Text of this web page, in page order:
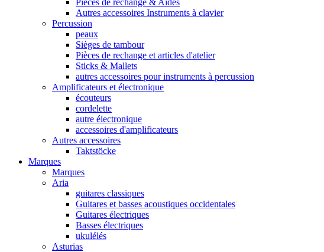
Pièces de rechange & Aides
Autres accessoires Instruments à clavier
Percussion
peaux
Sièges de tambour
Pièces de rechange et articles d'atelier
Sticks & Mallets
autres accessoires pour instruments à percussion
Amplificateurs et électronique
écouteurs
cordelette
autre électronique
accessoires d'amplificateurs
Autres accessoires
Taktstöcke
Marques
Marques
Aria
guitares classiques
Guitares et basses acoustiques occidentales
Guitares électriques
Basses électriques
ukulélés
Asturias